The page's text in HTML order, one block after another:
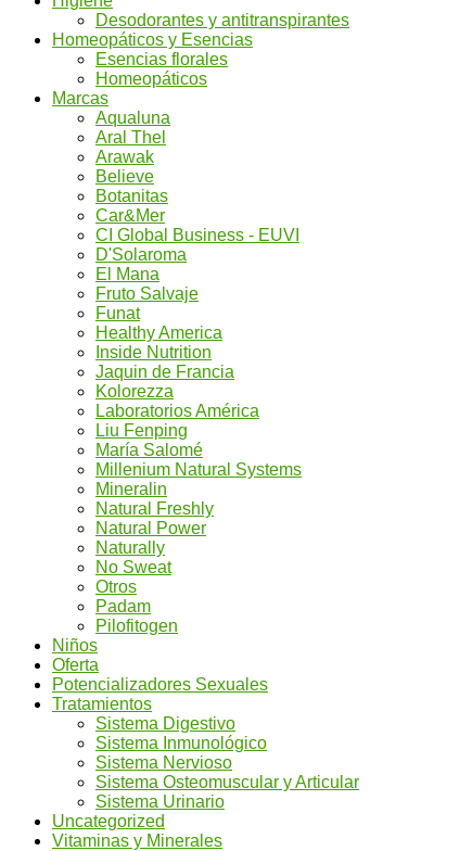
Desodorantes y antitranspirantes
Homeopáticos y Esencias
Esencias florales
Homeopáticos
Marcas
Aqualuna
Aral Thel
Arawak
Believe
Botanitas
Car&Mer
CI Global Business - EUVI
D'Solaroma
El Mana
Fruto Salvaje
Funat
Healthy America
Inside Nutrition
Jaquin de Francia
Kolorezza
Laboratorios América
Liu Fenping
María Salomé
Millenium Natural Systems
Mineralin
Natural Freshly
Natural Power
Naturally
No Sweat
Otros
Padam
Pilofitogen
Niños
Oferta
Potencializadores Sexuales
Tratamientos
Sistema Digestivo
Sistema Inmunológico
Sistema Nervioso
Sistema Osteomuscular y Articular
Sistema Urinario
Uncategorized
Vitaminas y Minerales